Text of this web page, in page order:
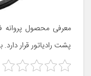
معرفی محصول
پشت رادیاتور قرار